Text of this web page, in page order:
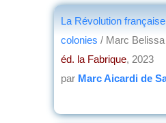
La Révolution
colonies / Marc Belissa
éd. la Fabrique, 2023
par Marc Aicardi de